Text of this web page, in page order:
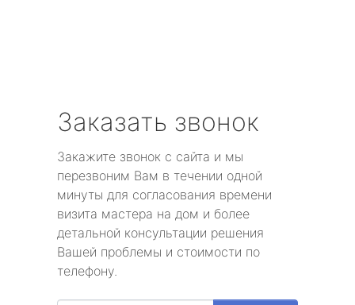
Заказать звонок
Закажите звонок с сайта и мы
перезвоним Вам в течении одной
минуты для согласования времени
визита мастера на дом и более
детальной консультации решения
Вашей проблемы и стоимости по
телефону.